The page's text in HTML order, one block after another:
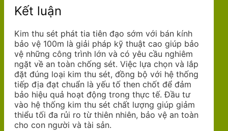
Kết luận
Kim thu sét phát tia tiên đạo sớm với bán kính
bảo vệ 100m là giải pháp kỹ thuật cao giúp bảo
vệ những công trình lớn và có yêu cầu nghiêm
ngặt về an toàn chống sét. Việc lựa chọn và lắp
đặt đúng loại kim thu sét, đồng bộ với hệ thống
tiếp địa đạt chuẩn là yếu tố then chốt để đảm
bảo hiệu quả hoạt động trong thực tế. Đầu tư
vào hệ thống kim thu sét chất lượng giúp giảm
thiểu tối đa rủi ro từ thiên nhiên, bảo vệ an toàn
cho con người và tài sản.